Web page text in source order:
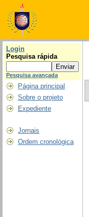
Login
Pesquisa rápida
Pesquisa avançada
Página principal
Sobre o projeto
Expediente
Jornais
Ordem cronológica